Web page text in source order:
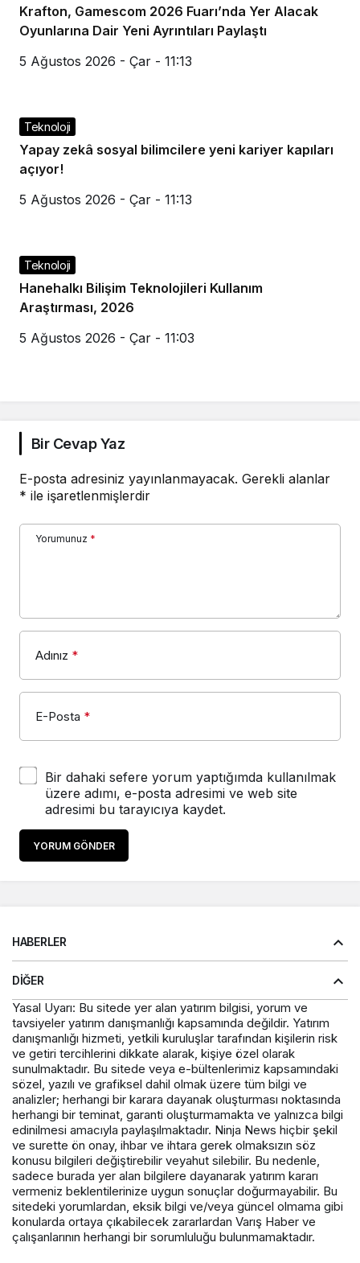
Krafton, Gamescom 2026 Fuarı’nda Yer Alacak
Oyunlarına Dair Yeni Ayrıntıları Paylaştı
5 Ağustos 2026 - Çar - 11:13
Teknoloji
Yapay zekâ sosyal bilimcilere yeni kariyer kapıları
açıyor!
5 Ağustos 2026 - Çar - 11:13
Teknoloji
Hanehalkı Bilişim Teknolojileri Kullanım
Araştırması, 2026
5 Ağustos 2026 - Çar - 11:03
Bir Cevap Yaz
E-posta adresiniz yayınlanmayacak. Gerekli alanlar
* ile işaretlenmişlerdir
Yorumunuz *
Adınız *
E-Posta *
Bir dahaki sefere yorum yaptığımda kullanılmak
üzere adımı, e-posta adresimi ve web site
adresimi bu tarayıcıya kaydet.
YORUM GÖNDER
HABERLER
DIĞER
Yasal Uyarı: Bu sitede yer alan yatırım bilgisi, yorum ve
tavsiyeler yatırım danışmanlığı kapsamında değildir. Yatırım
danışmanlığı hizmeti, yetkili kuruluşlar tarafından kişilerin risk
ve getiri tercihlerini dikkate alarak, kişiye özel olarak
sunulmaktadır. Bu sitede veya e-bültenlerimiz kapsamındaki
sözel, yazılı ve grafiksel dahil olmak üzere tüm bilgi ve
analizler; herhangi bir karara dayanak oluşturması noktasında
herhangi bir teminat, garanti oluşturmamakta ve yalnızca bilgi
edinilmesi amacıyla paylaşılmaktadır. Ninja News hiçbir şekil
ve surette ön onay, ihbar ve ihtara gerek olmaksızın söz
konusu bilgileri değiştirebilir veyahut silebilir. Bu nedenle,
sadece burada yer alan bilgilere dayanarak yatırım kararı
vermeniz beklentilerinize uygun sonuçlar doğurmayabilir. Bu
sitedeki yorumlardan, eksik bilgi ve/veya güncel olmama gibi
konularda ortaya çıkabilecek zararlardan Varış Haber ve
çalışanlarının herhangi bir sorumluluğu bulunmamaktadır.